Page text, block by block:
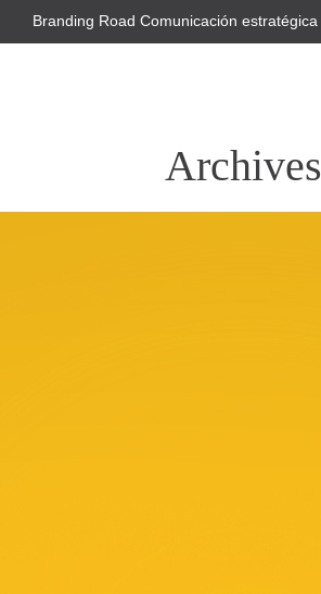
Branding Road Comunicación estratégica
Archives